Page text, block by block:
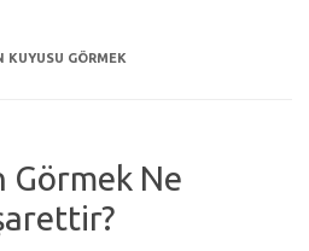
KUYUSU GÖRMEK
Görmek Ne